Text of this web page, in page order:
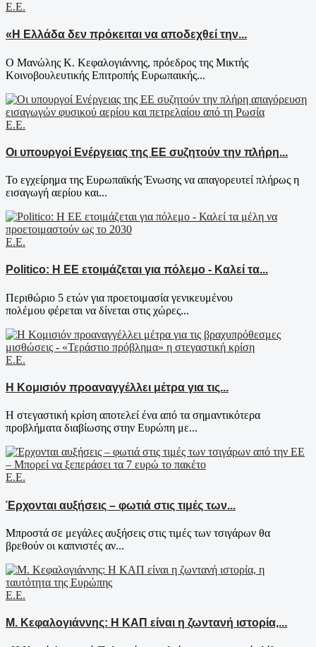
Ε.Ε.
«Η Ελλάδα δεν πρόκειται να αποδεχθεί την...
Ο Μανώλης Κ. Κεφαλογιάννης, πρόεδρος της Μικτής
Κοινοβουλευτικής Επιτροπής Ευρωπαικής...
Ε.Ε.
Οι υπουργοί Ενέργειας της ΕΕ συζητούν την πλήρη...
Το εγχείρημα της Ευρωπαϊκής Ένωσης να απαγορευτεί πλήρως η
εισαγωγή αερίου και...
Ε.Ε.
Politico: Η ΕΕ ετοιμάζεται για πόλεμο - Καλεί τα...
Περιθώριο 5 ετών για προετοιμασία γενικευμένου
πολέμου φέρεται να δίνεται στις χώρες...
Ε.Ε.
Η Κομισιόν προαναγγέλλει μέτρα για τις...
Η στεγαστική κρίση αποτελεί ένα από τα σημαντικότερα
προβλήματα διαβίωσης στην Ευρώπη με...
Ε.Ε.
Έρχονται αυξήσεις – φωτιά στις τιμές των...
Μπροστά σε μεγάλες αυξήσεις στις τιμές των τσιγάρων θα
βρεθούν οι καπνιστές αν...
Ε.Ε.
Μ. Κεφαλογιάννης: Η ΚΑΠ είναι η ζωντανή ιστορία,...